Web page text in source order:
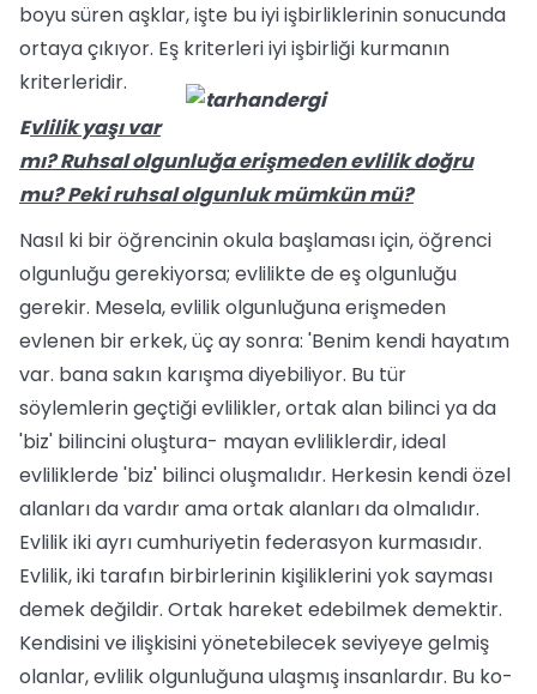
boyu süren aşklar, işte bu iyi işbirliklerinin sonucunda
ortaya çıkıyor. Eş kriterleri iyi işbirliği kurmanın
kriterleridir.
Evlilik yaşı var
mı? Ruhsal olgunlu­ğa erişmeden evlilik doğru
mu? Peki ruhsal olgunluk mümkün mü?
Nasıl ki bir öğrencinin okula başla­ması için, öğrenci
olgunluğu gerekiyorsa; evlilikte de eş olgunluğu
gerekir. Mesela, evlilik olgunluğuna erişmeden
evlenen bir erkek, üç ay sonra: 'Benim kendi haya­tım
var. bana sakın karışma diyebiliyor. Bu tür
söylemlerin geçtiği evlilikler, ortak alan bilinci ya da
'biz' bilincini oluştura- mayan evliliklerdir, ideal
evliliklerde 'biz' bilinci oluşmalıdır. Herkesin kendi özel
alanları da vardır ama ortak alanları da olmalıdır.
Evlilik iki ayrı cumhuriyetin fe­derasyon kurmasıdır.
Evlilik, iki tarafın birbirlerinin kişiliklerini yok sayması
de­mek değildir. Ortak hareket edebilmek demektir.
Kendisini ve ilişkisini yönete­bilecek seviyeye gelmiş
olanlar, evlilik olgunluğuna ulaşmış insanlardır. Bu ko­